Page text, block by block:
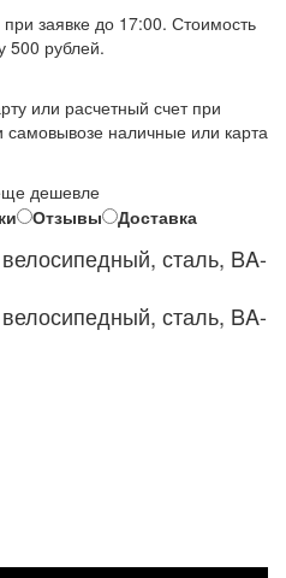
при заявке до 17:00. Стоимость
500 рублей.
или расчетный счет при
самовывозе наличные или карта
дешевле
Отзывы Доставка
сталь, BA-
сталь, BA-